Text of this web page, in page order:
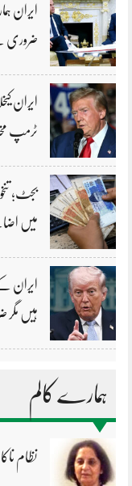
ایران
ضروری
ایران
ٹرمپ
بجٹ؛
میں
ایران کے
ہیں
ہمارے کالم
نظام